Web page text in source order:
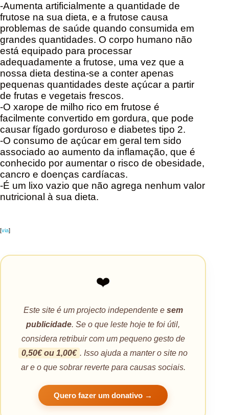
-Aumenta artificialmente a quantidade de
frutose na sua dieta, e a frutose causa
problemas de saúde quando consumida em
grandes quantidades. O corpo humano não
está equipado para processar
adequadamente a frutose, uma vez que a
nossa dieta destina-se a conter apenas
pequenas quantidades deste açúcar a partir
de frutas e vegetais frescos.
-O xarope de milho rico em frutose é
facilmente convertido em gordura, que pode
causar fígado gorduroso e diabetes tipo 2.
-O consumo de açúcar em geral tem sido
associado ao aumento da inflamação, que é
conhecido por aumentar o risco de obesidade,
cancro e doenças cardíacas.
-É um lixo vazio que não agrega nenhum valor
nutricional à sua dieta.
[via]
❤️
Este site é um projecto independente e sem
publicidade. Se o que leste hoje te foi útil,
considera retribuir com um pequeno gesto de
0,50€ ou 1,00€ . Isso ajuda a manter o site no
ar e o que sobrar reverte para causas sociais.
Quero fazer um donativo →